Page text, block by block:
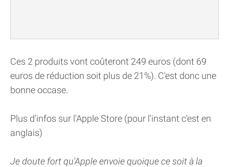
Ces 2 produits vont coûteront 249 euros (dont 69
euros de réduction soit plus de 21%). C'est donc une
bonne occase.
Plus d'infos sur l'Apple Store (pour l'instant c'est en
anglais)
Je doute fort qu'Apple envoie quoique ce soit à la